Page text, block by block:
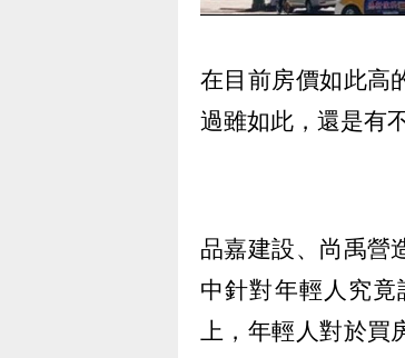
在目前房價如此高
過雖如此，還是有
品嘉建設、尚禹營
中針對年輕人究
上，年輕人對於